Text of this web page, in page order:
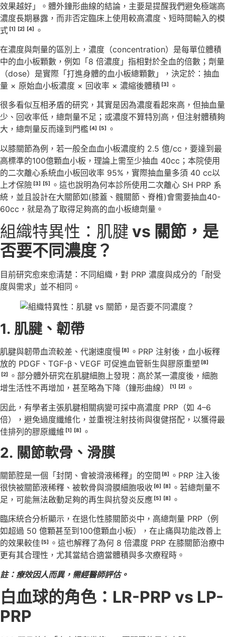
效果越好」。體外鐘形曲線的結論，主要是提醒我們避免極端高
濃度長期暴露，而非否定臨床上使用較高濃度、短時間輸入的模
式 [1] [2] [4]
。
在濃度與劑量的區別上，濃度（concentration）是每單位體積
中的血小板顆數，例如「8 倍濃度」指相對於全血的倍數；劑量
（dose）是實際「打進身體的血小板總顆數」，決定於：抽血
量 × 原始血小板濃度 × 回收率 × 濃縮後體積 [3]
。
很多看似互相矛盾的研究，其實是因為濃度看起來高，但抽血量
少、回收率低，總劑量不足；或濃度不算特別高，但注射體積夠
大，總劑量反而達到門檻 [4] [5]
。
以膝關節為例，若一般全血血小板濃度約 2.5 億/cc，要達到最
高標準的100億顆血小板，理論上需至少抽血 40cc；本院使用
的二次離心系統血小板回收率 95%，實際抽血量多須 40 cc以
上才保險 [3] [5]
。這也說明為何本診所使用二次離心 SH PRP 系
統，並且設計在大關節如(膝蓋、髖關節、脊椎)會需要抽血40-
60cc，就是為了取得足夠高的血小板總劑量。
組織特異性：肌腱 vs 關節，是
否要不同濃度？
目前研究愈來愈清楚：不同組織，對 PRP 濃度與成分的「耐受
度與需求」並不相同。
1. 肌腱、韌帶
肌腱與韌帶血流較差、代謝速度慢 [8]
。PRP 注射後，血小板釋
放的 PDGF、TGF-β、VEGF 可促進血管新生與膠原重塑 [8]
[2]
。部分體外研究在肌腱細胞上發現：高於某一濃度後，細胞
增生活性不再增加，甚至略為下降（鐘形曲線）
[1] [2]
。
因此，有學者主張肌腱相關病變可採中高濃度 PRP（如 4–6
倍），避免過度纖維化，並重視注射技術與復健搭配，以獲得最
佳排列的膠原纖維 [1] [8] 。
2. 關節軟骨、滑膜
關節腔是一個「封閉、會被滑液稀釋」的空間 [8]
。PRP 注入後
很快被關節液稀釋、被軟骨與滑膜細胞吸收 [6] [8]
。若總劑量不
足，可能無法啟動足夠的再生與抗發炎反應 [5] [8]
。
臨床統合分析顯示，在退化性膝關節炎中，高總劑量 PRP（例
如超過 50 億顆甚至到100億顆血小板），在止痛與功能改善上
的效果較佳 [5]
。這也解釋了為何 8 倍濃度 PRP 在膝關節治療中
更有其合理性，尤其當結合適當體積與多次療程時。
註：療效因人而異，需經醫師評估。
白血球的角色： LR-PRP vs LP-
PRP